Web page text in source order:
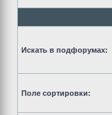
Искать в подфорумах:
Поле сортировки: